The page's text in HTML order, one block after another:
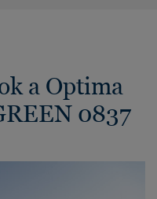
a Optima
0837